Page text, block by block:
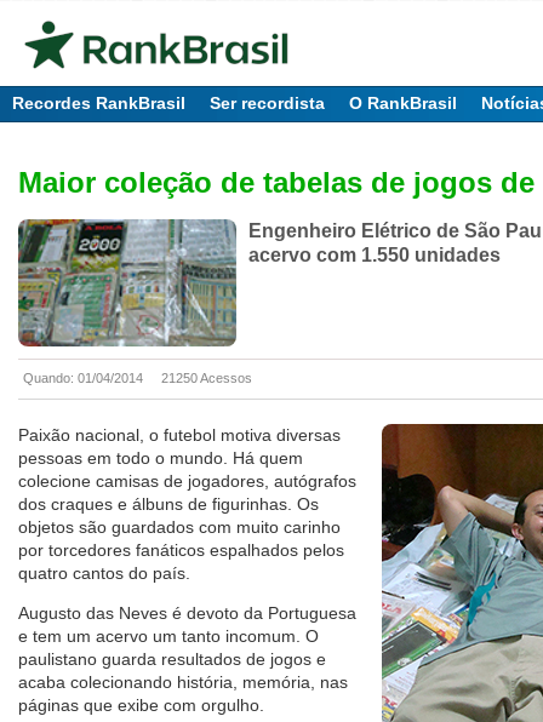
Recordes RankBrasil Ser recordista O RankBrasil
Maior coleção de tabelas de jogos
Engenheiro Elétrico de São
acervo com 1.550 unidades
Quando: 01/04/2014 21250 Acessos
Paixão nacional, o futebol motiva diversas
pessoas em todo o mundo. Há quem
colecione camisas de jogadores, autógrafos
dos craques e álbuns de figurinhas. Os
objetos são guardados com muito carinho
por torcedores fanáticos espalhados pelos
quatro cantos do país.
Augusto das Neves é devoto da Portuguesa
e tem um acervo um tanto incomum. O
paulistano guarda resultados de jogos e
acaba colecionando história, memória, nas
páginas que exibe com orgulho.